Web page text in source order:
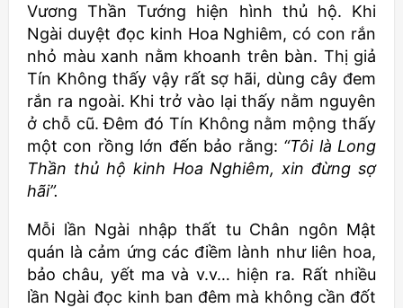
Vương Thần Tướng hiện hình thủ hộ. Khi
Ngài duyệt đọc kinh Hoa Nghiêm, có con rắn
nhỏ màu xanh nằm khoanh trên bàn. Thị giả
Tín Không thấy vậy rất sợ hãi, dùng cây đem
rắn ra ngoài. Khi trở vào lại thấy nằm nguyên
ở chỗ cũ. Đêm đó Tín Không nằm mộng thấy
một con rồng lớn đến bảo rằng: “Tôi là Long
Thần thủ hộ kinh Hoa Nghiêm, xin đừng sợ
hãi”.
Mỗi lần Ngài nhập thất tu Chân ngôn Mật
quán là cảm ứng các điềm lành như liên hoa,
bảo châu, yết ma và v.v… hiện ra. Rất nhiều
lần Ngài đọc kinh ban đêm mà không cần đốt